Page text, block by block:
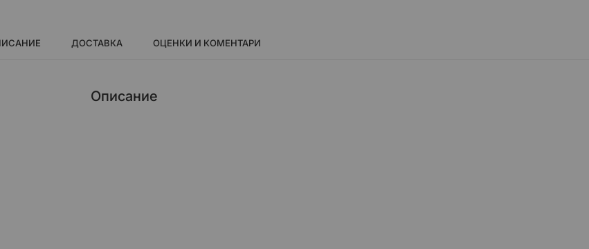
ДОСТАВКА ОЦЕНКИ И КОМЕНТАРИ
Описание